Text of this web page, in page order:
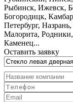
Рыбинск, Ижевск,
Богородицк,
Петербург,
Малорита,
Каменец...
Оставить заявку